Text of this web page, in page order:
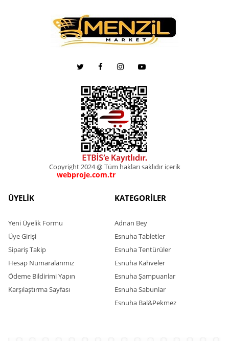
Copyright 2024 @ Tüm hakları saklıdır içerik
webproje.com.trwebproje.com.tr
ÜYELİK
Yeni Üyelik Formu
Üye Girişi
Sipariş Takip
Hesap Numaralarımız
Ödeme Bildirimi Yapın
Karşılaştırma Sayfası
KATEGORİLER
Adnan Bey
Esnuha Tabletler
Esnuha Tentürüler
Esnuha Kahveler
Esnuha Şampuanlar
Esnuha Sabunlar
Esnuha Bal&Pekmez